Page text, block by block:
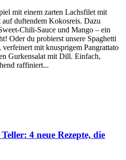
mit einem zarten Lachsfilet mit
auf duftendem Kokosreis. Dazu
Chili-Sauce und Mango – ein
Oder du probierst unsere Spaghetti
verfeinert mit knusprigem Pangrattato
Gurkensalat mit Dill. Einfach,
raffiniert...
4 neue Rezepte, die